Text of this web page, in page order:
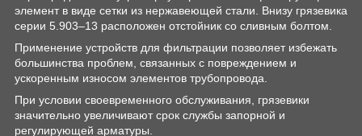
элемент в виде сетки из нержавеющей стали. Внизу грязевика
серии 5.903–13 расположен отстойник со сливным болтом.
Применение устройств для фильтрации позволяет избежать
большинства проблем, связанных с повреждением и
ускоренным износом элементов трубопровода.
При условии своевременного обслуживания, грязевики
значительно увеличивают срок службы запорной и
регулирующей арматуры.